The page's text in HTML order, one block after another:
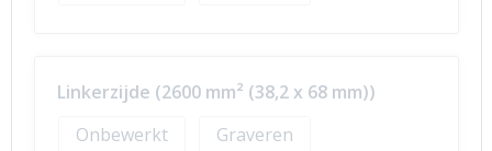
Linkerzijde (2600 mm² (38,2 x 68 mm))
Onbewerkt
Graveren